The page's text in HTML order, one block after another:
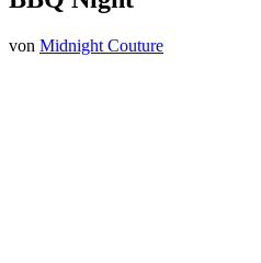
von Midnight Couture